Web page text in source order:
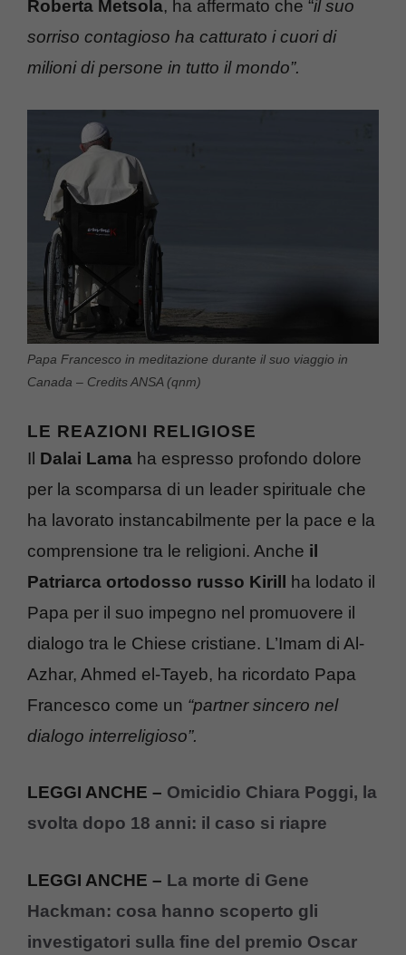
Roberta Metsola, ha affermato che “il suo
sorriso contagioso ha catturato i cuori di
milioni di persone in tutto il mondo”.
Papa Francesco in meditazione durante il suo viaggio in
Canada – Credits ANSA (qnm)
LE REAZIONI RELIGIOSE
Il Dalai Lama ha espresso profondo dolore
per la scomparsa di un leader spirituale che
ha lavorato instancabilmente per la pace e la
comprensione tra le religioni. Anche il
Patriarca ortodosso russo Kirill
ha lodato il
Papa per il suo impegno nel promuovere il
dialogo tra le Chiese cristiane. L’Imam di Al-
Azhar, Ahmed el-Tayeb, ha ricordato Papa
Francesco come un “partner sincero nel
dialogo interreligioso”.
LEGGI ANCHE – Omicidio Chiara Poggi, la
svolta dopo 18 anni: il caso si riapre
LEGGI ANCHE – La morte di Gene
Hackman: cosa hanno scoperto gli
investigatori sulla fine del premio Oscar